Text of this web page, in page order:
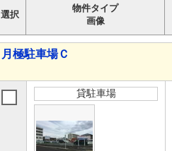
選択
物件タイプ
画像
月極駐車場Ｃ
貸駐車場